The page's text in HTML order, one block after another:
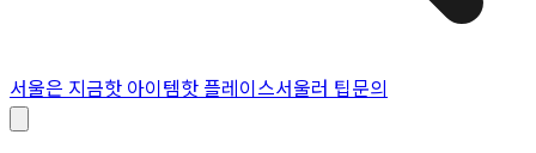
서울은 지금핫 아이템핫 플레이스서울러 팁문의